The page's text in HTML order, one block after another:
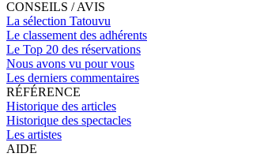
CONSEILS / AVIS
La sélection Tatouvu
Le classement des adhérents
Le Top 20 des réservations
Nous avons vu pour vous
Les derniers commentaires
RÉFÉRENCE
Historique des articles
Historique des spectacles
Les artistes
AIDE